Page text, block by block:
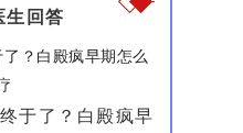
生回答
于了？白殿疯早